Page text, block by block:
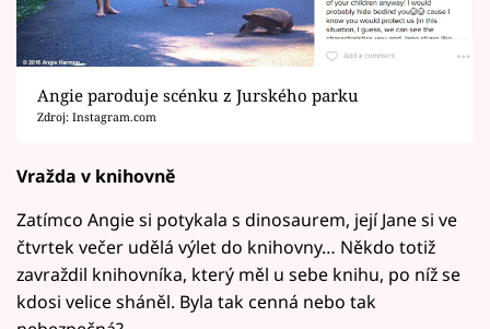
Angie paroduje scénku z Jurského parku
Zdroj: Instagram.com
Vražda v knihovně
Zatímco Angie si potykala s dinosaurem, její Jane si ve
čtvrtek večer udělá výlet do knihovny… Někdo totiž
zavraždil knihovníka, který měl u sebe knihu, po níž se
kdosi velice sháněl. Byla tak cenná nebo tak